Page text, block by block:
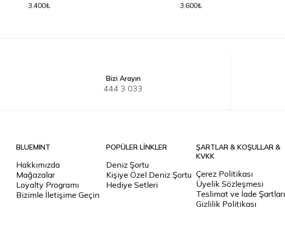
3.400₺
3.600₺
Bizi Arayın
444 3 033
BLUEMINT
Hakkımızda
Mağazalar
Loyalty Programı
Bizimle İletişime Geçin
POPÜLER LİNKLER
Deniz Şortu
Kişiye Özel Deniz Şortu
Hediye Setleri
ŞARTLAR & KOŞULLAR &
KVKK
Çerez Politikası
Üyelik Sözleşmesi
Teslimat ve İade Şartları
Gizlilik Politikası